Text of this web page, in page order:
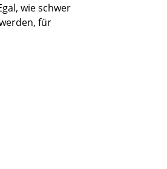
wie schwer
für